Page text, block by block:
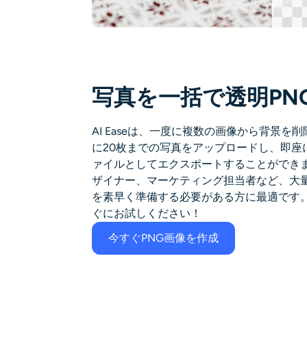
写真を一括で透明
AI Easeは、一度に複数の画像から背景を
に20枚までの写真をアップロードし、即座
ァイルとしてエクスポートすることができ
ザイナー、マーケティング担当者など、大
を素早く準備する必要がある方に最適です
ぐにお試しください！
今すぐPNG画像を作成